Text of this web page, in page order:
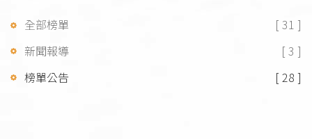
全部榜單
[ 31 ]
新聞報導
[ 3 ]
榜單公告
[ 28 ]